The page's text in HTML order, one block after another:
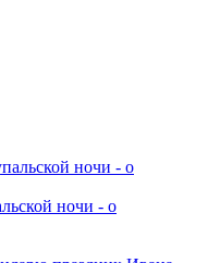
ночи - о